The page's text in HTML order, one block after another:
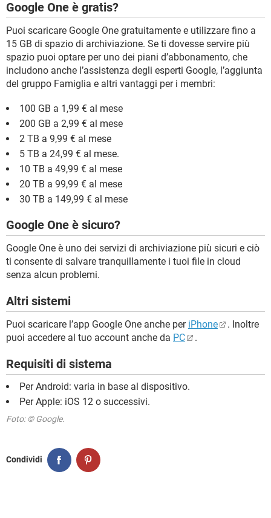
Google One è gratis?
Puoi scaricare Google One gratuitamente e utilizzare fino a
15 GB di spazio di archiviazione. Se ti dovesse servire più
spazio puoi optare per uno dei piani d’abbonamento, che
includono anche l’assistenza degli esperti Google, l’aggiunta
del gruppo Famiglia e altri vantaggi per i membri:
100 GB a 1,99 € al mese
200 GB a 2,99 € al mese
2 TB a 9,99 € al mese
5 TB a 24,99 € al mese.
10 TB a 49,99 € al mese
20 TB a 99,99 € al mese
30 TB a 149,99 € al mese
Google One è sicuro?
Google One è uno dei servizi di archiviazione più sicuri e ciò
ti consente di salvare tranquillamente i tuoi file in cloud
senza alcun problemi.
Altri sistemi
Puoi scaricare l’app Google One anche per iPhone
. Inoltre
puoi accedere al tuo account anche da PC .
Requisiti di sistema
Per Android: varia in base al dispositivo.
Per Apple: iOS 12 o successivi.
Foto: © Google.
Condividi